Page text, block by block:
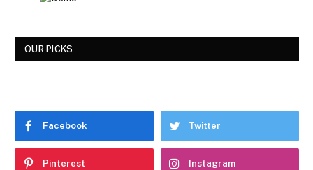
OUR PICKS
Facebook Twitter
Pinterest Instagram